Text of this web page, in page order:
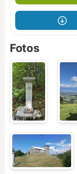
Fotos